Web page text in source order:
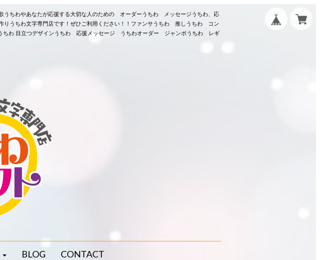
わやあなたが応援する大切な人のための オーダーうちわ メッセージうちわ、応
うちわ文字専門店です！ぜひご利用ください！！ファンサうちわ 推しうちわ コン
わ 目立つデザインうちわ 応援メッセージ うちわオーダー ジャンボうちわ レギ
BLOG CONTACT